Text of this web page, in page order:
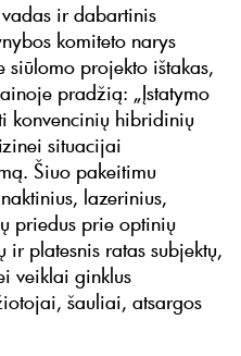
vadas ir dabartinis
komiteto narys
siūlomo projekto ištakas,
pradžią: „Įstatymo
konvencinių hibridinių
situacijai
Šiuo pakeitimu
lazerinius,
priedus prie optinių
platesnis ratas subjektų,
veiklai ginklus
šauliai, atsargos